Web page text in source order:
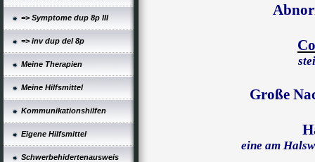
=> Symptome dup 8p III
=> inv dup del 8p
Meine Therapien
Meine Hilfsmittel
Kommunikationshilfen
Eigene Hilfsmittel
Schwerbehidertenausweis
Große
eine am